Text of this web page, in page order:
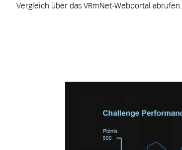
Vergleich über das VRmNet-Webportal abrufen.